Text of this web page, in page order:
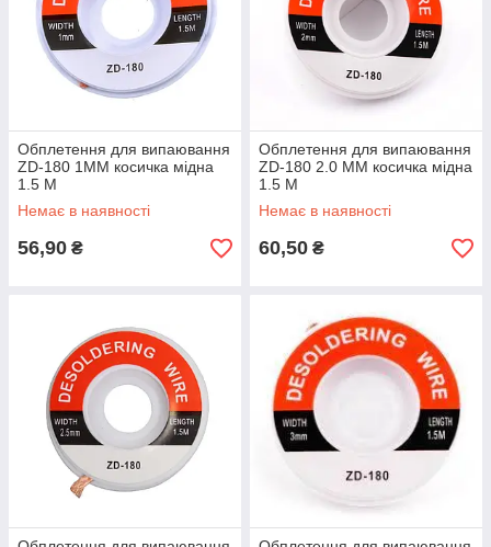
Обплетення для випаювання
ZD-180 1MM косичка мідна
1.5 M
Немає в наявності
56,90 ₴
Обплетення для випаювання
ZD-180 2.0 MM косичка мідна
1.5 M
Немає в наявності
60,50 ₴